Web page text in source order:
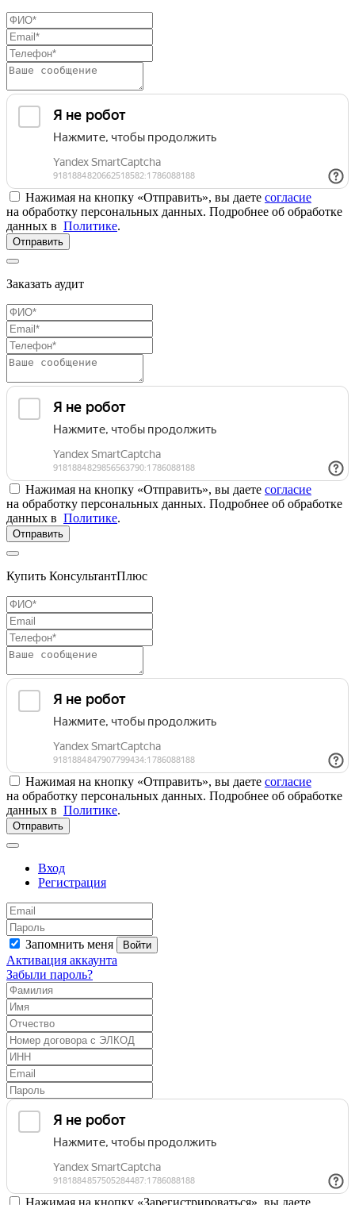
Нажимая на кнопку «Отправить», вы даете согласие
на обработку персональных данных. Подробнее об обработке
данных в Политике.
Отправить
Заказать аудит
Нажимая на кнопку «Отправить», вы даете согласие
на обработку персональных данных. Подробнее об обработке
данных в Политике.
Отправить
Купить КонсультантПлюс
Нажимая на кнопку «Отправить», вы даете согласие
на обработку персональных данных. Подробнее об обработке
данных в Политике.
Отправить
Вход
Регистрация
Запомнить меня Войти
Активация аккаунта
Забыли пароль?
Нажимая на кнопку «Зарегистрироваться», вы даете